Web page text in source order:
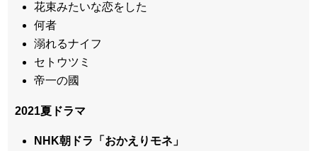
花束みたいな恋をした
何者
溺れるナイフ
セトウツミ
帝一の國
2021夏ドラマ
NHK朝ドラ「おかえりモネ」